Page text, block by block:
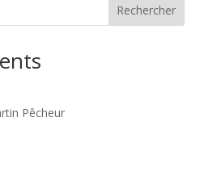
Rechercher
Pêcheur